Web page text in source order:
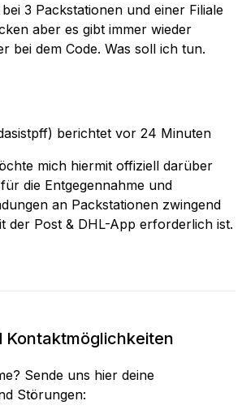
3 Packstationen und einer Filiale
aber es gibt immer wieder
bei dem Code. Was soll ich tun.
berichtet vor 24 Minuten
mich hiermit offiziell darüber
die Entgegennahme und
an Packstationen zwingend
der Post & DHL-App erforderlich ist.
Kontaktmöglichkeiten
Sende uns hier deine
Störungen: